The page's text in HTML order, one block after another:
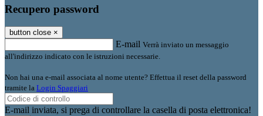
Recupero password
button close ×
E-mail Verrà inviato un messaggio
all'indirizzo indicato con le istruzioni necessarie.
Non hai una e-mail associata al nome utente? Effettua il reset della password
tramite la Login Spaggiari
E-mail inviata, si prega di controllare la casella di posta elettronica!